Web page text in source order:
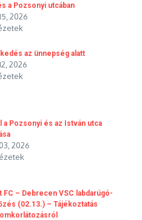
a Pozsonyi utcában
2026
az ünnepség alatt
2026
a Pozsonyi és az István utca
2026
FC – Debrecen VSC labdarúgó-
(02.13.) – Tájékoztatás